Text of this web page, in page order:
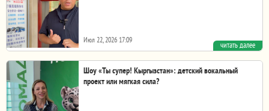
Июл 22, 2026 17:09
В Оше мэр Жанарбек Акаев вместе с сотрудниками
муниципалитета провел рейд среди иностранных...
читать далее
Шоу «Ты супер! Кыргызстан»: детский вокальный
проект или мягкая сила?